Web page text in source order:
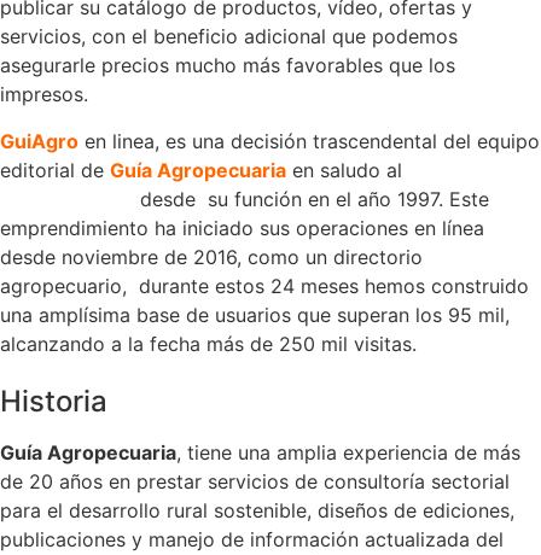
publicar su catálogo de productos, vídeo, ofertas y
servicios, con el beneficio adicional que podemos
asegurarle precios mucho más favorables que los
impresos.
GuiAgro en linea, es una decisión trascendental del equipo
editorial de Guía Agropecuaria en saludo al
desde su función en el año 1997. Este
emprendimiento ha iniciado sus operaciones en línea
desde noviembre de 2016, como un directorio
agropecuario, durante estos 24 meses hemos construido
una amplísima base de usuarios que superan los 95 mil,
alcanzando a la fecha más de 250 mil visitas.
Historia
Guía Agropecuaria, tiene una amplia experiencia de más
de 20 años en prestar servicios de consultoría sectorial
para el desarrollo rural sostenible, diseños de ediciones,
publicaciones y manejo de información actualizada del